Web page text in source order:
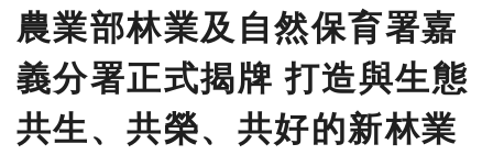
農業部林業及自然保育署嘉
義分署正式揭牌 打造與生態
共生、共榮、共好的新林業